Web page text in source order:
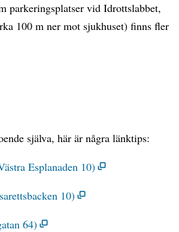
parkeringsplatser vid Idrottslabbet,
100 m ner mot sjukhuset) finns fler
själva, här är några länktips:
Esplanaden 10)
10)
64)